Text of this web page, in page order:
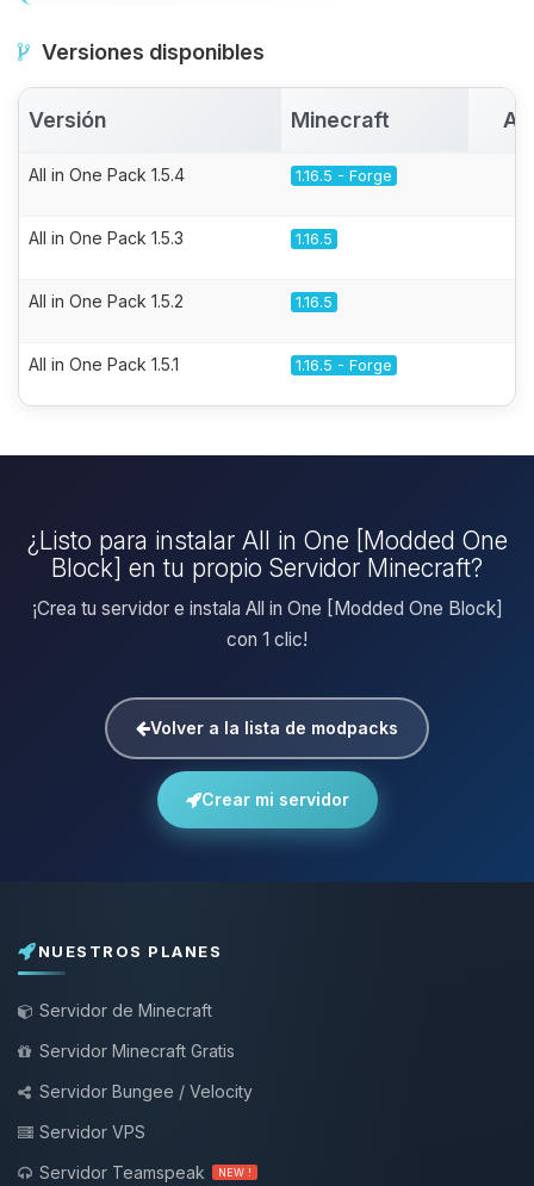
Versiones disponibles
Versión Minecraft
All in One Pack 1.5.4 1.16.5 - Forge
All in One Pack 1.5.3 1.16.5
All in One Pack 1.5.2 1.16.5
All in One Pack 1.5.1 1.16.5 - Forge
¿Listo para instalar All in One [Modded One
Block] en tu propio Servidor Minecraft?
¡Crea tu servidor e instala All in One [Modded One Block]
con 1 clic!
Volver a la lista de modpacks
Crear mi servidor
NUESTROS PLANES
Servidor de Minecraft
Servidor Minecraft Gratis
Servidor Bungee / Velocity
Servidor VPS
Servidor Teamspeak
NEW !